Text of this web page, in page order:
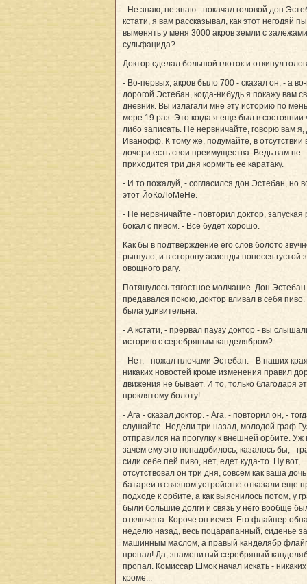
- Не знаю, не знаю - покачал головой дон
кстати, я вам рассказывал, как этот негодяй
выменять у меня 3000 акров земли с залежами
сульфацида?
Доктор сделал большой глоток и откинул
- Во-первых, акров было 700 - сказал он, - а
дорогой Эстебан, когда-нибудь я покажу вам
дневник. Вы излагали мне эту историю по
мере 19 раз. Это когда я еще был в состоянии
либо записать. Не нервничайте, говорю вам я,
Иванофф. К тому же, подумайте, в отсутствии
дочери есть свои преимущества. Ведь вам не
приходится три дня кормить ее каратаку.
- И то пожалуй, - согласился дон Эстебан, но
этот ЙоКоЛоМеНе.
- Не нервничайте - повторил доктор, запуская
бокал с пивом. - Все будет хорошо.
Как бы в подтверждение его слов болото
рыгнуло, и в сторону асиенды понесся густой
овощного рагу.
Потянулось тягостное молчание. Дон Эстебан
предавался покою, доктор вливал в себя
была удивительна.
- А кстати, - прервал паузу доктор - вы
историю с серебряным канделябром?
- Нет, - пожал плечами Эстебан. - В наших
никаких новостей кроме изменения правил
движения не бывает. И то, только благодаря
проклятому болоту!
- Ага - сказал доктор. - Ага, - повторил он, -
слушайте. Недели три назад, молодой граф
отправился на прогулку к внешней орбите. Уж
зачем ему это понадобилось, казалось бы, -
сиди себе пей пиво, нет, едет куда-то. Ну вот,
отсутствовал он три дня, совсем как ваша
батареи в связном устройстве отказали еще
подходе к орбите, а как выяснилось потом, у
были большие долги и связь у него вообще
отключена. Короче он исчез. Его флайпер
неделю назад, весь поцарапанный, сиденье
машинным маслом, а правый канделябр
пропал! Да, знаменитый серебряный
пропал. Комиссар Шмок начал искать -
кроме...